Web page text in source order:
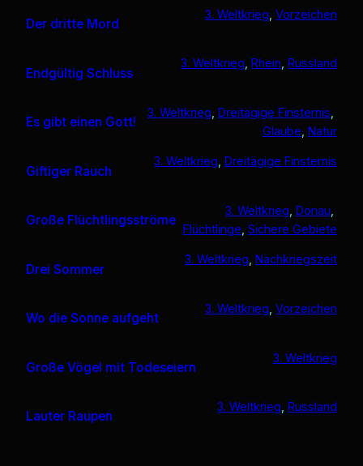
Der dritte Mord
3. Weltkrieg Vorzeichen
Endgültig Schluss
3. Weltkrieg Rhein Russland
Es gibt einen Gott!
3. Weltkrieg Dreitägige Finsternis
Glaube Natur
Giftiger Rauch
3. Weltkrieg Dreitägige Finsternis
Große Flüchtlingsströme
3. Weltkrieg Donau
Flüchtlinge Sichere Gebiete
Drei Sommer
3. Weltkrieg, Nachkriegszeit
Wo die Sonne aufgeht
3. Weltkrieg Vorzeichen
Große Vögel mit Todeseiern
3. Weltkrieg
Lauter Raupen
3. Weltkrieg Russland